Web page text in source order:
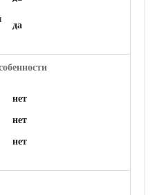
да
нет
нет
нет